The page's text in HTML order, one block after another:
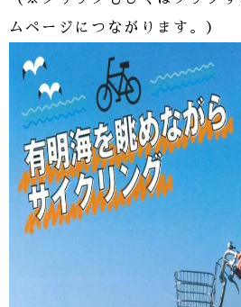
ムページにつながります。）